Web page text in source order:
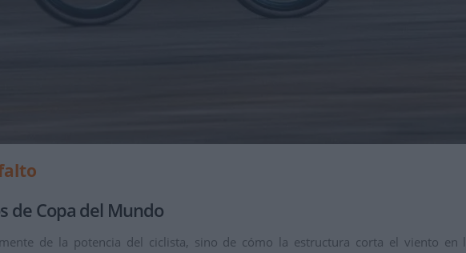
de Copa del Mundo
de la potencia del ciclista, sino de cómo la estructura corta el viento en